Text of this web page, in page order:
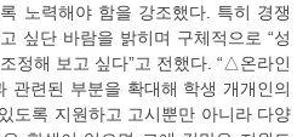
노력해야 함을 강조했다. 특히 경쟁
싶단 바람을 밝히며 구체적으로 “성
정해 보고 싶다”고 전했다. “△온라인
련된 부분을 확대해 학생 개개인의
도록 지원하고 고시뿐만 아니라 다양